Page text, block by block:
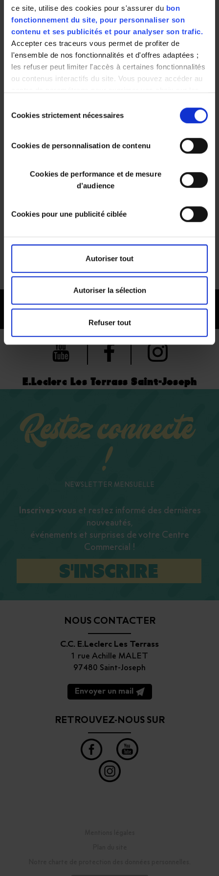
ce site, utilise des cookies pour s'assurer du bon
fonctionnement du site, pour personnaliser son
contenu et ses publicités et pour analyser son trafic.
Accepter ces traceurs vous permet de profiter de
l'ensemble de nos fonctionnalités et d'offres adaptées ;
les refuser peut limiter l'accès à certaines fonctionnalités
ou contenus interactifs du site. Vous pouvez accéder au
tout"/"Refuser tout". Votre choix est valable uniquement
Vous pouvez changer d'avis à tout moment en cliquant
sur le bouton "paramétrer les cookies" en bas de chaque
duCookies strictement nécessaires
Cookies de personnalisation de contenu
Cookies de performance et de mesure
d’audience
Cookies pour une publicité ciblée
Autoriser tout
Autoriser la sélection
Refuser tout
cœurs - et les fesses !
OFFRE ENSEIGNE
E.Leclerc Les Terrass Saint-Joseph
Restez connecté
!
NEWSLETTER MENSUELLE
Inscrivez-vous et restez informé des dernières
nouveautés,
événements et surprises de votre Centre
Commercial !
S'INSCRIRE
NOUS CONTACTER
C.C. E.Leclerc Les Terrass
1 rue Achille MALET
97480 Saint-Joseph
Envoyer un mail
RETROUVEZ-NOUS SUR